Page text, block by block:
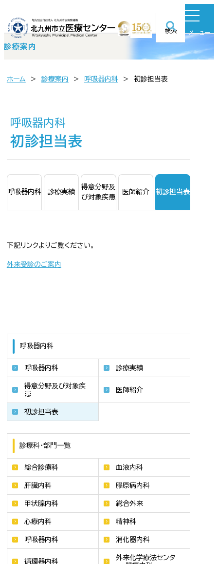
検索 メニュー
診療案内
ホーム 診療案内 呼吸器内科 初診担当表
呼吸器内科
呼吸器内科 診療実績
得意分野及び対象疾
患
医師紹介
初診担当表
診療科・部門一覧
総合診療科 血液内科
肝臓内科 膠原病内科
甲状腺内科 総合外来
心療内科 精神科
呼吸器内科 消化器内科
循環器内科
外来化学療法センタ
呼吸器内科
初診担当表
呼吸器内科 診療実績
得意分野及
び対象疾患
医師紹介 初診担当表
下記リンクよりご覧ください。
外来受診のご案内